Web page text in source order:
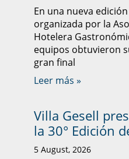
En una nueva
organizada por la
Hotelera
equipos obtuvieron
gran final
Leer más »
Villa Gesell
la 30° Edición
5 August, 2026